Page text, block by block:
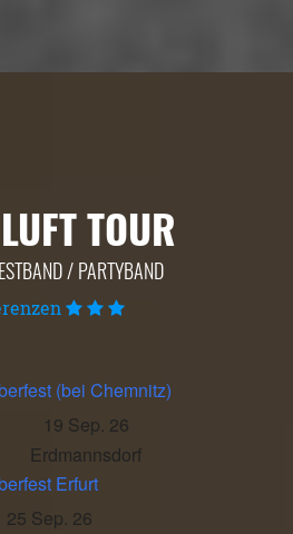
TOUR
/ PARTYBAND
(bei Chemnitz)
19 Sep. 26
Erdmannsdorf
Erfurt
25 Sep. 26